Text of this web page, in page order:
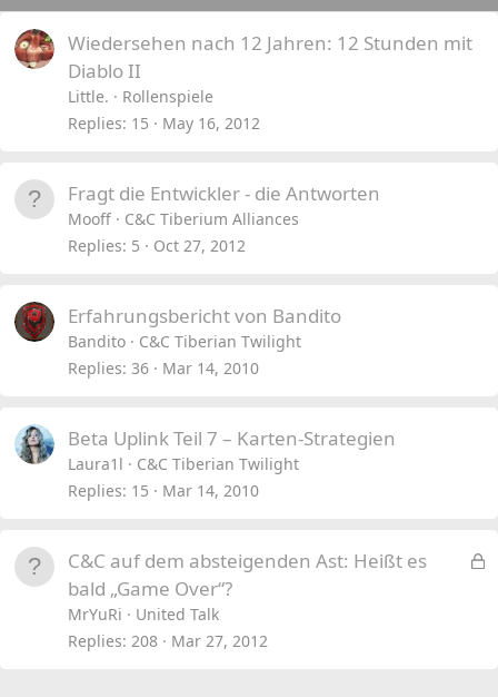
Wiedersehen nach 12 Jahren: 12 Stunden mit
Diablo II
Little.
Rollenspiele
Replies 15 May 16, 2012
Fragt die Entwickler - die Antworten
Mooff
C&C Tiberium Alliances
Replies 5 Oct 27, 2012
Erfahrungsbericht von Bandito
Bandito
C&C Tiberian Twilight
Replies 36 Mar 14, 2010
Beta Uplink Teil 7 – Karten-Strategien
Laura1l
C&C Tiberian Twilight
Replies 15 Mar 14, 2010
L
C&C auf dem absteigenden Ast: Heißt es
bald „Game Over“?
MrYuRi
United Talk
Replies 208 Mar 27, 2012